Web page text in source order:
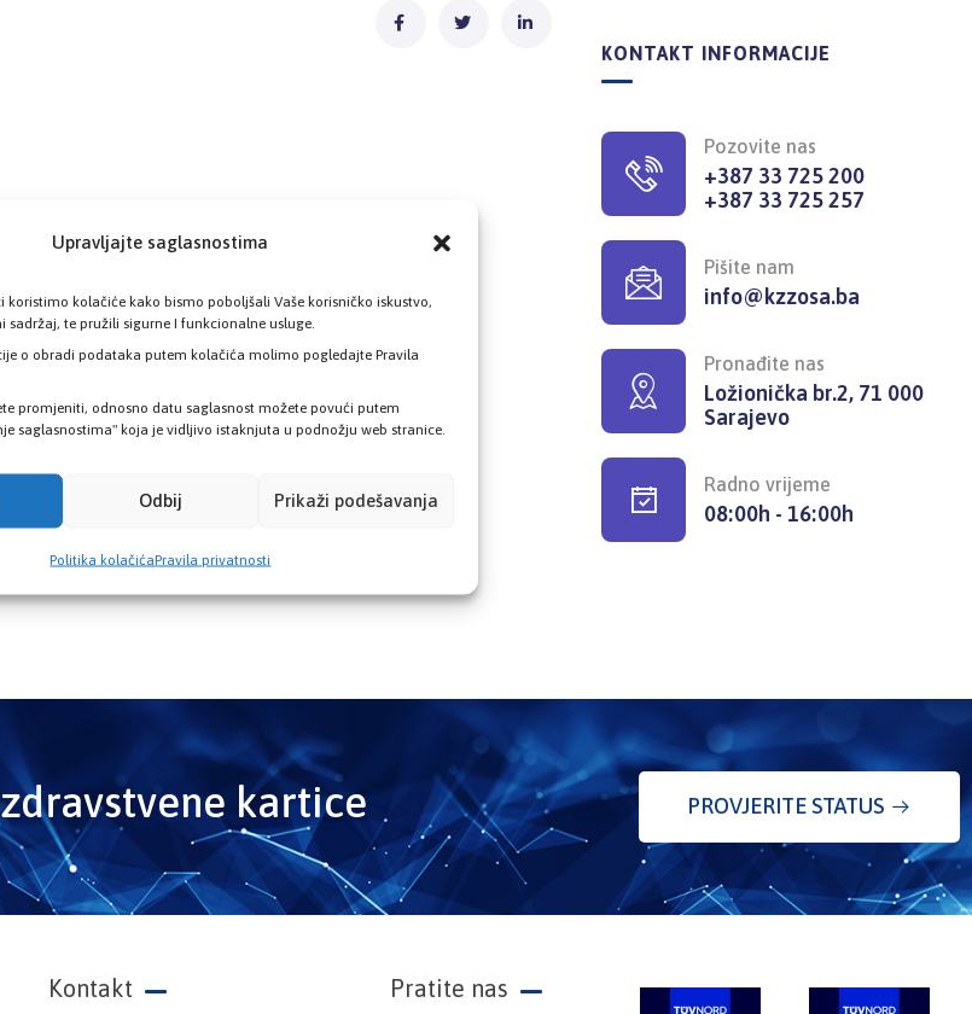
Upravljajte saglasnostima
koristimo kolačiće kako bismo poboljšali Vaše korisničko iskustvo,
sadržaj, te pružili sigurne I funkcionalne usluge.
o obradi podataka putem kolačića molimo pogledajte Pravila
promjeniti, odnosno datu saglasnost možete povući putem
saglasnostima" koja je vidljivo istaknjuta u podnožju web stranice.
Odbij Prikaži podešavanja
Politika kolačićaPravila privatnosti
KONTAKT INFORMACIJE
Pozovite nas
+387 33 725 200
+387 33 725 257
Pišite nam
info@kzzosa.ba
Pronađite nas
Ložionička br.2, 71 000
Sarajevo
Radno vrijeme
08:00h - 16:00h
kartice PROVJERITE STATUS
Kontakt Pratite nas